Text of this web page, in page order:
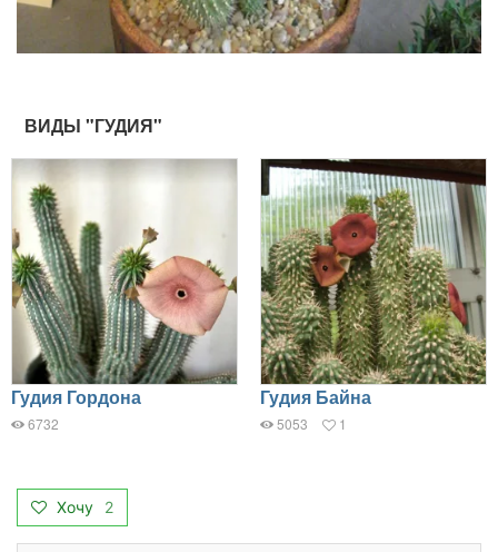
ВИДЫ "ГУДИЯ"
Гудия Гордона
6732
Гудия Байна
5053 1
Хочу 2